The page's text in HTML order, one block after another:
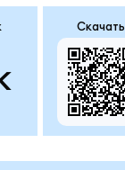
Скачать